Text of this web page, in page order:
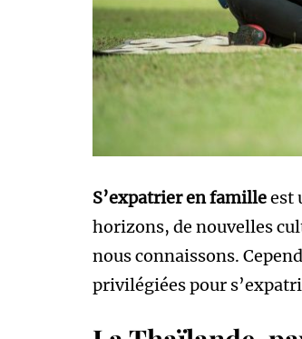
S’expatrier en familleest
horizons, de nouvelles
nous connaissons.
privilégiées pour